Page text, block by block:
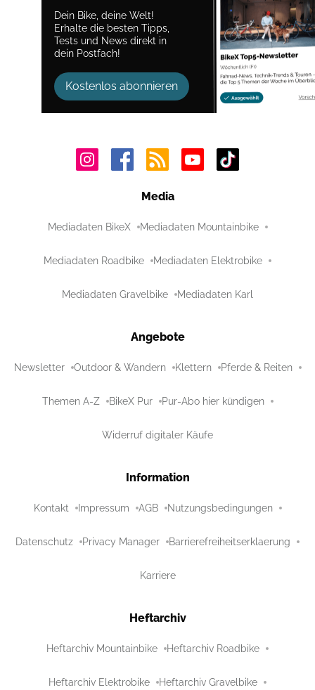
Dein Bike, deine Welt!
Erhalte die besten Tipps,
Tests und News direkt in
dein Postfach!
Kostenlos abonnieren
Media
Mediadaten BikeX Mediadaten Mountainbike
Mediadaten Roadbike Mediadaten Elektrobike
Mediadaten Gravelbike Mediadaten Karl
Angebote
Newsletter Outdoor & Wandern Klettern Pferde & Reiten
Themen A-Z BikeX Pur Pur-Abo hier kündigen
Widerruf digitaler Käufe
Information
Kontakt Impressum AGB Nutzungsbedingungen
Datenschutz Privacy Manager Barrierefreiheitserklaerung
Karriere
Heftarchiv
Heftarchiv Mountainbike Heftarchiv Roadbike
Heftarchiv Elektrobike Heftarchiv Gravelbike